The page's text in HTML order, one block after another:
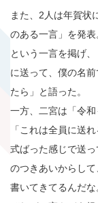
また、2人は年賀状
のある一言」を発表
という一言を掲げ
に送って、僕の名
たら」と語った。
一方、二宮は「令和
「これは全員に送
式ばった感じで送
のつきあいからし
書いてきてるんだ